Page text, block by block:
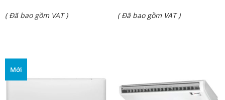
là:
Giá
₫ 24.600.000.
( Đã bao gồm VAT )
là:
Giá
₫ 76.200.000.
( Đã bao gồm VAT )
Mới